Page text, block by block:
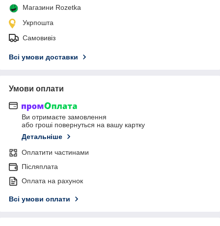
Магазини Rozetka
Укрпошта
Самовивіз
Всі умови доставки
Умови оплати
Ви отримаєте замовлення
або гроші повернуться на вашу картку
Детальніше
Оплатити частинами
Післяплата
Оплата на рахунок
Всі умови оплати